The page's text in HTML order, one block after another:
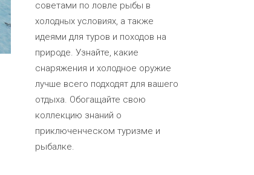
советами по ловле рыбы в
холодных условиях, а также
идеями для туров и походов на
природе. Узнайте, какие
снаряжения и холодное оружие
лучше всего подходят для вашего
отдыха. Обогащайте свою
коллекцию знаний о
приключенческом туризме и
рыбалке.